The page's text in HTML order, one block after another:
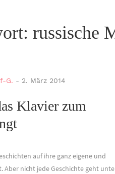
russische
G. - 2. März 2014
Klavier zum
auf ihre ganz eigene und
Aber nicht jede Geschichte geht